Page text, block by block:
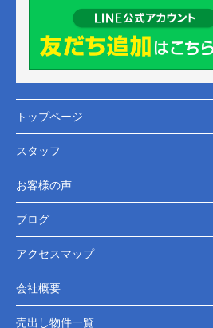
トップページ
スタッフ
お客様の声
ブログ
アクセスマップ
会社概要
売出し物件一覧